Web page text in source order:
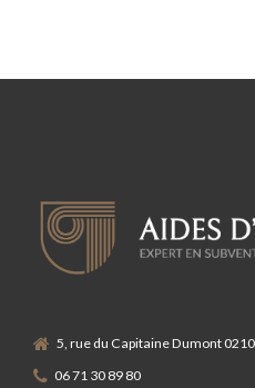
5, rue du Capitaine Dumont
06 71 30 89 80